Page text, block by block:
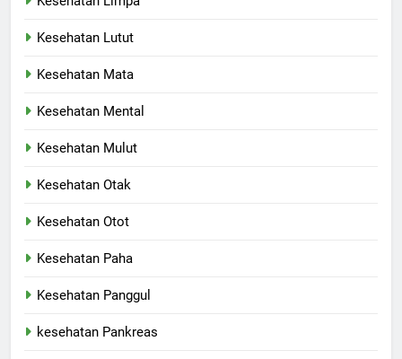
Kesehatan Lutut
Kesehatan Mata
Kesehatan Mental
Kesehatan Mulut
Kesehatan Otak
Kesehatan Otot
Kesehatan Paha
Kesehatan Panggul
kesehatan Pankreas